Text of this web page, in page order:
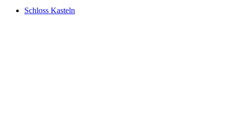
Schloss Kasteln